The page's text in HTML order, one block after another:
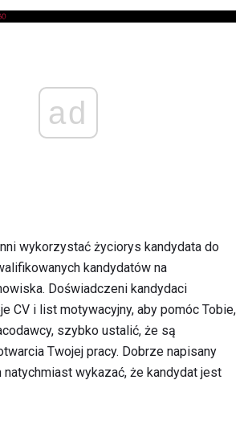
ad
wykorzystać życiorys kandydata do
kandydatów na
Doświadczeni kandydaci
CV i list motywacyjny, aby pomóc Tobie,
szybko ustalić, że są
Twojej pracy. Dobrze napisany
wykazać, że kandydat jest